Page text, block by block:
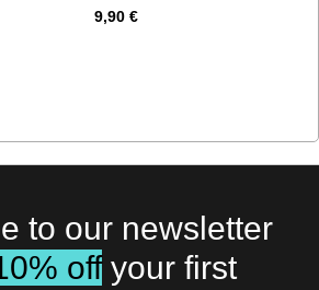
9,90 €
to our newsletter
off your first